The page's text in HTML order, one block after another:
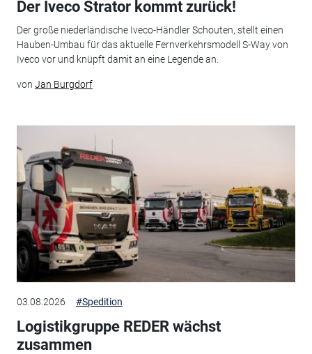
Der Iveco Strator kommt zurück!
Der große niederländische Iveco-Händler Schouten, stellt einen
Hauben-Umbau für das aktuelle Fernverkehrsmodell S-Way von
Iveco vor und knüpft damit an eine Legende an.
von Jan Burgdorf
03.08.2026 #Spedition
Logistikgruppe REDER wächst
zusammen